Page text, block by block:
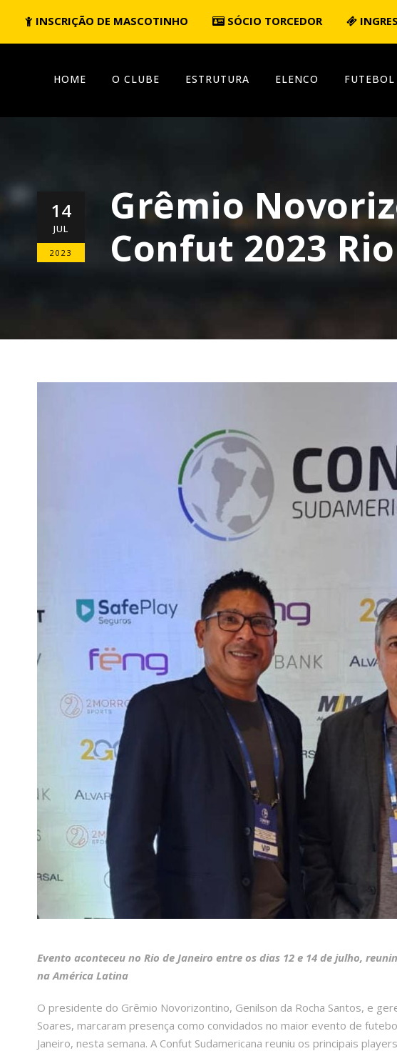
INSCRIÇÃO DE MASCOTINHO SÓCIO TORCEDOR
HOME O CLUBE ESTRUTURA ELENCO FUTEBOL
14
JUL
2023
Grêmio
Confut 2023 Rio
Evento aconteceu no Rio de Janeiro entre os dias 12 e 14 de julho,
na América Latina
O presidente do Grêmio Novorizontino, Genilson da Rocha Santos, e
Soares, marcaram presença como convidados no maior evento de
Janeiro, nesta semana. A Confut Sudamericana reuniu os principais